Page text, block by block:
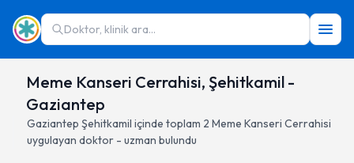
Doktor, klinik ara...
Meme Kanseri Cerrahisi, Şehitkamil -
Gaziantep
Gaziantep Şehitkamil içinde toplam 2 Meme Kanseri Cerrahisi
uygulayan doktor - uzman bulundu